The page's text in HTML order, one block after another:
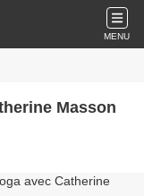
MENU
Masson